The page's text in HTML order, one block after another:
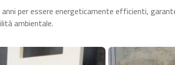
per essere energeticamente efficienti,
ambientale.